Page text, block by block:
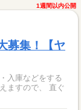
1週間以内公開
募集！【ヤ
入庫などをする
ますので、 直ぐ